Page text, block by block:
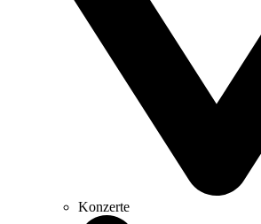
Konzerte